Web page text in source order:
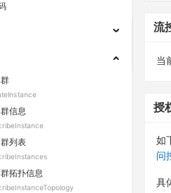
信息
列表
拓扑信息
流
当
授
如
问
具